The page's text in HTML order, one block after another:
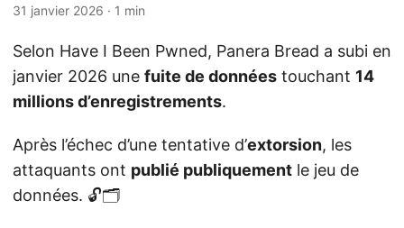
31 janvier 2026 · 1 min
Selon Have I Been Pwned, Panera Bread a subi en
janvier 2026 une fuite de données touchant 14
millions d’enregistrements.
Après l’échec d’une tentative d’extorsion, les
attaquants ont publié publiquement le jeu de
données. 🔓🗂️